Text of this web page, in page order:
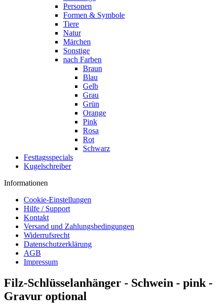
Personen
Formen & Symbole
Tiere
Natur
Märchen
Sonstige
nach Farben
Braun
Blau
Gelb
Grau
Grün
Orange
Pink
Rosa
Rot
Schwarz
Festtagsspecials
Kugelschreiber
Informationen
Cookie-Einstellungen
Hilfe / Support
Kontakt
Versand und Zahlungsbedingungen
Widerrufsrecht
Datenschutzerklärung
AGB
Impressum
Filz-Schlüsselanhänger - Schwein - pink -
Gravur optional